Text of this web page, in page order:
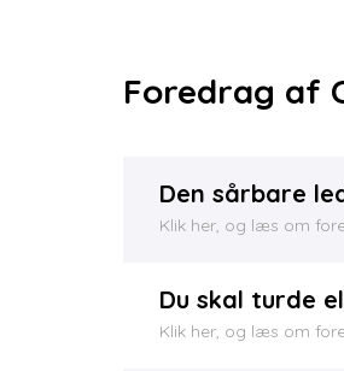
Foredrag af
Den sårbare
Klik her, og læs om
Du skal turde
Klik her, og læs om